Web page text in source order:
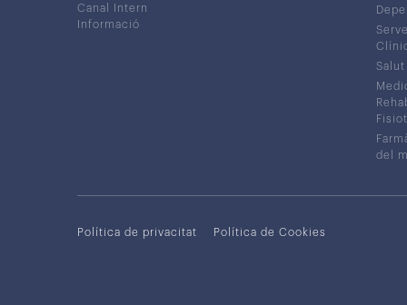
Canal Intern
Informació
del
Política de privacitat Política de Cookies